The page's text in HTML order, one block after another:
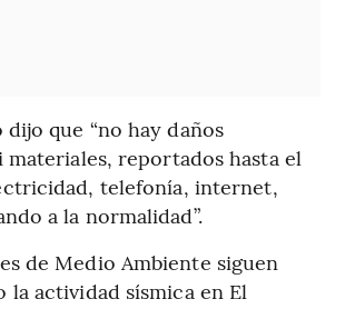
que “no hay daños
materiales, reportados hasta el
telefonía, internet,
a la normalidad”.
de Medio Ambiente siguen
actividad sísmica en El